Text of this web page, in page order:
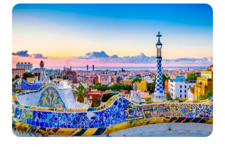
connues et ses sports nautiques. Bien sûr, les promotions en
ligne sont légion ! Dix raisons d’y aller, quinze, vingt raisons […]